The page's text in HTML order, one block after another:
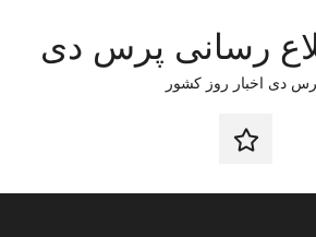
رسانی پرس دی
دی اخبار روز کشور
صفحه